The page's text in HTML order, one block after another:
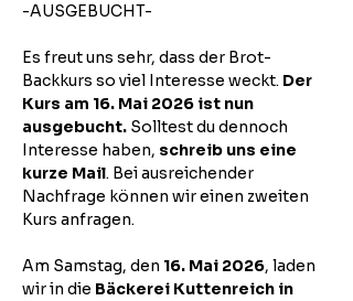
-AUSGEBUCHT-
Es freut uns sehr, dass der Brot-
Backkurs so viel Interesse weckt. Der
Kurs am 16. Mai 2026 ist nun
ausgebucht. Solltest du dennoch
Interesse haben, schreib uns eine
kurze Mail. Bei ausreichender
Nachfrage können wir einen zweiten
Kurs anfragen.
Am Samstag, den 16. Mai 2026, laden
wir in die Bäckerei Kuttenreich in